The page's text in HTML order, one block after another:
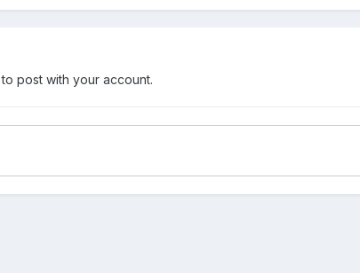
to post with your account.